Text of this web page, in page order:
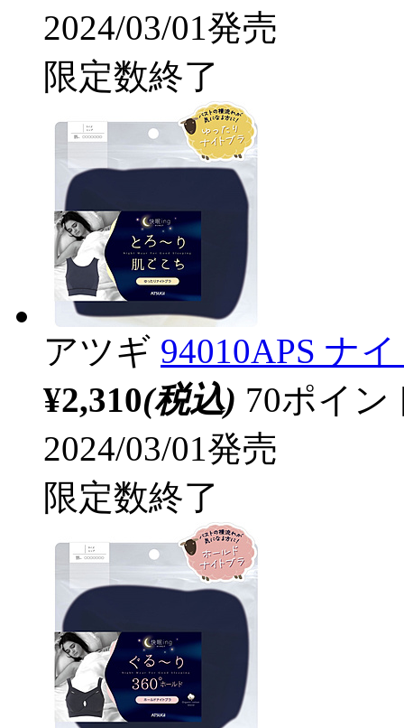
2024/03/01発売
限定数終了
アツギ 94010APS ナ
¥2,310(税込) 70ポイ
2024/03/01発売
限定数終了